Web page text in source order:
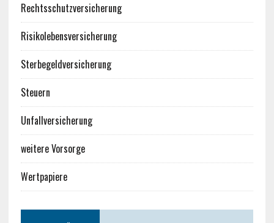
Rechtsschutzversicherung
Risikolebensversicherung
Sterbegeldversicherung
Steuern
Unfallversicherung
weitere Vorsorge
Wertpapiere